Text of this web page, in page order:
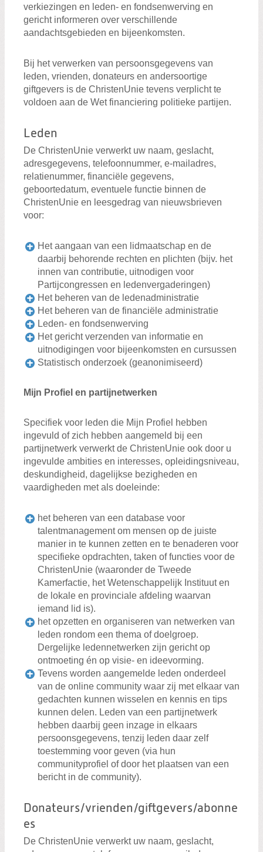
verkiezingen en leden- en fondsenwerving en
gericht informeren over verschillende
aandachtsgebieden en bijeenkomsten.
Bij het verwerken van persoonsgegevens van
leden, vrienden, donateurs en andersoortige
giftgevers is de ChristenUnie tevens verplicht te
voldoen aan de Wet financiering politieke partijen.
Leden
De ChristenUnie verwerkt uw naam, geslacht,
adresgegevens, telefoonnummer, e-mailadres,
relatienummer, financiële gegevens,
geboortedatum, eventuele functie binnen de
ChristenUnie en leesgedrag van nieuwsbrieven
voor:
Het aangaan van een lidmaatschap en de
daarbij behorende rechten en plichten (bijv. het
innen van contributie, uitnodigen voor
Partijcongressen en ledenvergaderingen)
Het beheren van de ledenadministratie
Het beheren van de financiële administratie
Leden- en fondsenwerving
Het gericht verzenden van informatie en
uitnodigingen voor bijeenkomsten en cursussen
Statistisch onderzoek (geanonimiseerd)
Mijn Profiel en partijnetwerken
Specifiek voor leden die Mijn Profiel hebben
ingevuld of zich hebben aangemeld bij een
partijnetwerk verwerkt de ChristenUnie ook door u
ingevulde ambities en interesses, opleidingsniveau,
deskundigheid, dagelijkse bezigheden en
vaardigheden met als doeleinde:
het beheren van een database voor
talentmanagement om mensen op de juiste
manier in te kunnen zetten en te benaderen voor
specifieke opdrachten, taken of functies voor de
ChristenUnie (waaronder de Tweede
Kamerfactie, het Wetenschappelijk Instituut en
de lokale en provinciale afdeling waarvan
iemand lid is).
het opzetten en organiseren van netwerken van
leden rondom een thema of doelgroep.
Dergelijke ledennetwerken zijn gericht op
ontmoeting én op visie- en ideevorming.
Tevens worden aangemelde leden onderdeel
van de online community waar zij met elkaar van
gedachten kunnen wisselen en kennis en tips
kunnen delen. Leden van een partijnetwerk
hebben daarbij geen inzage in elkaars
persoonsgegevens, tenzij leden daar zelf
toestemming voor geven (via hun
communityprofiel of door het plaatsen van een
bericht in de community).
Donateurs/vrienden/giftgevers/abonne
es
De ChristenUnie verwerkt uw naam, geslacht,